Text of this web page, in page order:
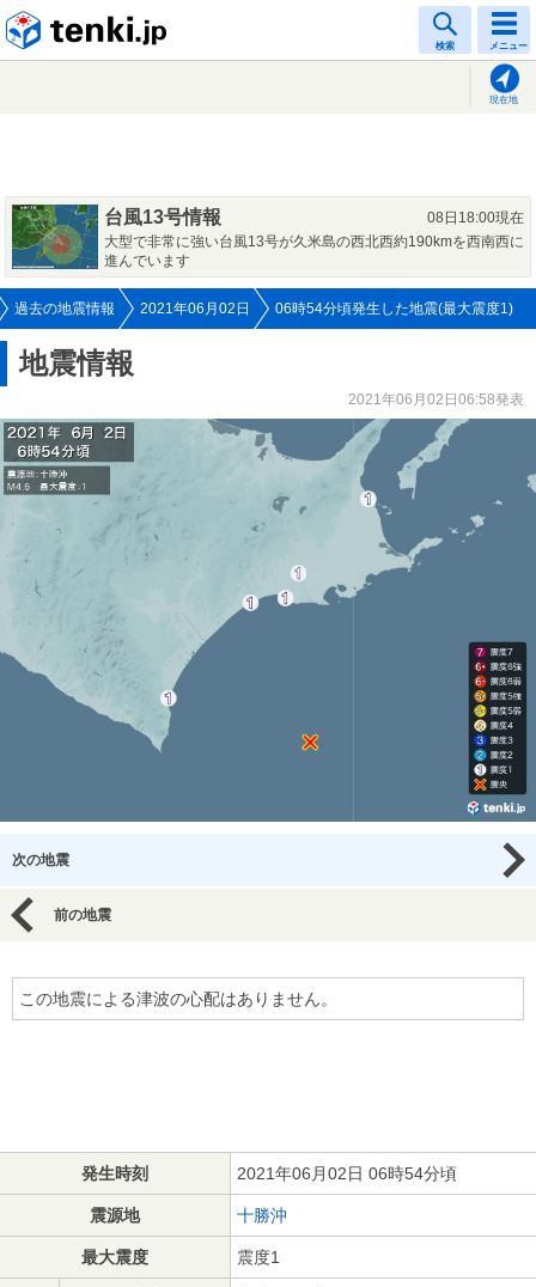
検索 メニュー
現在地
台風13号情報
08日18:00現在
大型で非常に強い台風13号が久米島の西北西約190kmを西南西に
進んでいます
過去の地震情報 2021年06月02日 06時54分頃発生した地震(最大震度1)
地震情報
2021年06月02日06:58発表
次の地震
前の地震
この地震による津波の心配はありません。
発生時刻 2021年06月02日 06時54分頃
震源地 十勝沖
最大震度 震度1